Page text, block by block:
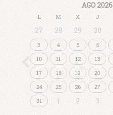
AGO 2026
L M X J
27 28 29 30
3
4 5 6
10
11 12 13
17
18 19 20
24
25 26 27
31
1 2 3